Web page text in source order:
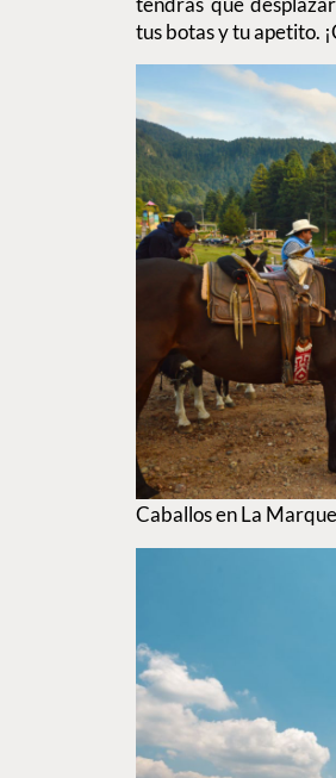
tus botas y tu apetito.
Caballos en La